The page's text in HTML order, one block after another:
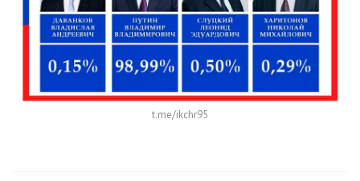
t.me/ikchr95